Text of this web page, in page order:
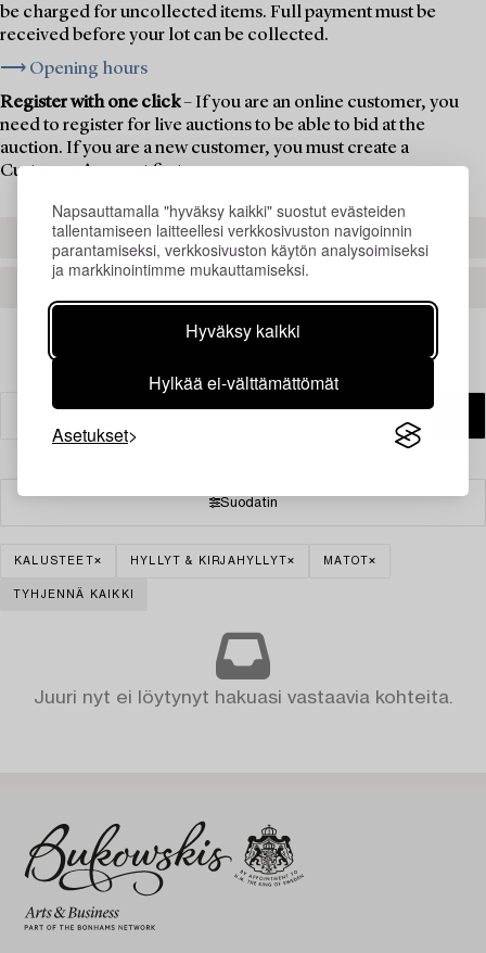
Napsauttamalla "hyväksy kaikki" suostut evästeiden
tallentamiseen laitteellesi verkkosivuston navigoinnin
parantamiseksi, verkkosivuston käytön analysoimiseksi
ja markkinointimme mukauttamiseksi.
Hyväksy kaikki
Hylkää ei-välttämättömät
Asetukset
be charged for uncollected items. Full payment must be
received before your lot can be collected.
⟶ Opening hours
Register with one click– If you are an online customer, you
need to register for live auctions to be able to bid at the
auction. If you are a new customer, you must create a
Customer Account first.
REGISTER TO BID
Suodatin
KALUSTEET HYLLYT & KIRJAHYLLYT MATOT
TYHJENNÄ KAIKKI
Juuri nyt ei löytynyt hakuasi vastaavia kohteita.